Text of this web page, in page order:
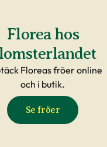
Florea hos
Floreas fröer online
och i butik.
Se fröer